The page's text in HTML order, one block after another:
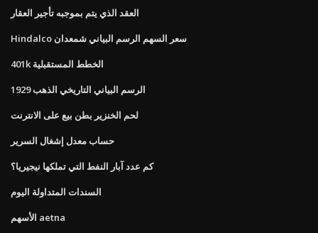
العقد الذي يتم بموجبه تأجير العقار
Hindalco سعر السهم الرسم البياني شمعدان
401k الخطط المستقبلية
الرسم البياني التاريخي الذهب 1929
لحم الخنزير بطن بيع على الانترنت
حساب معدل إشغال السرير
كم عدد آبار النفط التي تملكها نيجيريا؟
السندات المتداولة اليوم
الأسهم aetna